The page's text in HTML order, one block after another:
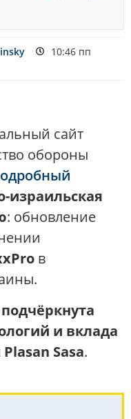
10:46 пп
сайт
обороны
израильская
: обновление
в
и вклада
Sasa.